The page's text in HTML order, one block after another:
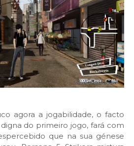
agora a jogabilidade, o facto
do primeiro jogo, fará com
que na sua génese